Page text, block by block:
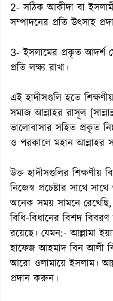
2- সঠিক আকীদা বা
সম্পাদনের প্রতি উৎসাহ
3- ইসলামের প্রকৃত আদর্শ
প্রতি লক্ষ্য রাখা।
এই হাদীসগুলি হতে
সমাজ আল্লাহর রাসূল
ভালোবাসার সহিত প্রকৃত
ও পরকালে মহান আল্লাহর
উক্ত হাদীসগুলির
নিজেস্ব প্রচেষ্টার সাথে
অনেক সময় সামনে
বিধি-বিধানের বিশদ বিবরণ
রয়েছে। যেমন:- আল্লামা
হাফেজ আহমাদ বিন আলী
আরো ওলামায়ে ইসলাম।
প্রদান করুন।